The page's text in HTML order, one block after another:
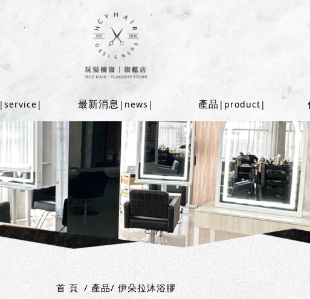
|service| 最新消息 |news| 產品 |product|
首 頁 產品 伊朵拉沐浴膠